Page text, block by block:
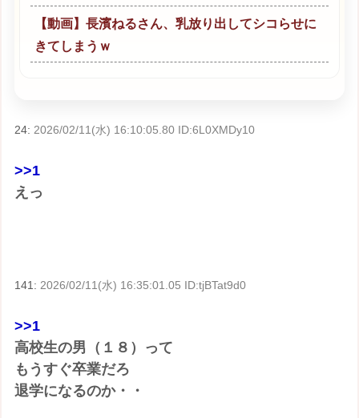
【動画】長濱ねるさん、乳放り出してシコらせに
きてしまうｗ
24: 2026/02/11(水) 16:10:05.80 ID:6L0XMDy10
>>1
えっ
141: 2026/02/11(水) 16:35:01.05 ID:tjBTat9d0
>>1
高校生の男（１８）って
もうすぐ卒業だろ
退学になるのか・・